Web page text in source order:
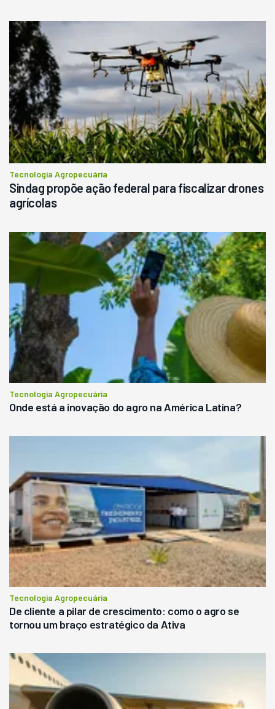
Tecnologia Agropecuária
Sindag propõe ação federal para fiscalizar drones
agrícolas
Tecnologia Agropecuária
Onde está a inovação do agro na América Latina?
Tecnologia Agropecuária
De cliente a pilar de crescimento: como o agro se
tornou um braço estratégico da Ativa